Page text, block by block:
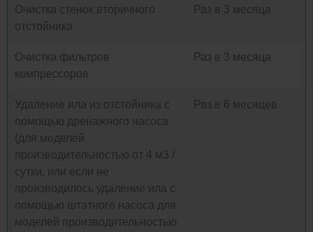
Очистка стенок вторичного
отстойника
Раз в 3 месяца
Очистка фильтров
компрессоров
Раз в 3 месяца
Удаление ила из отстойника с
помощью дренажного насоса
(для моделей
производительностью от 4 м3 /
сутки, или если не
производилось удаление ила с
помощью штатного насоса для
моделей производительностью
Раз в 6 месяцев